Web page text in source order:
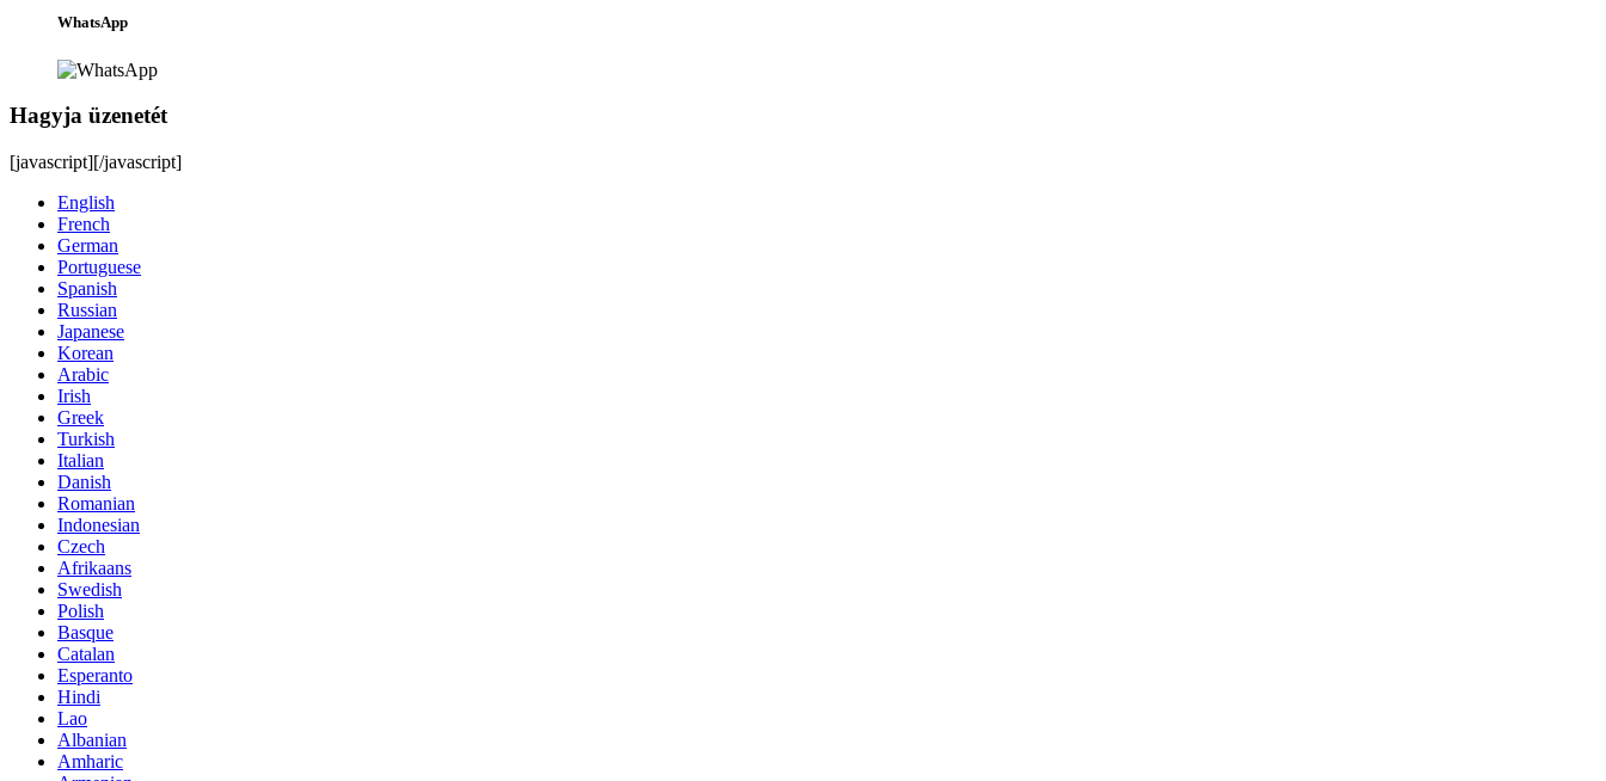
WhatsApp
Hagyja üzenetét
[javascript][/javascript]
English
French
German
Portuguese
Spanish
Russian
Japanese
Korean
Arabic
Irish
Greek
Turkish
Italian
Danish
Romanian
Indonesian
Czech
Afrikaans
Swedish
Polish
Basque
Catalan
Esperanto
Hindi
Lao
Albanian
Amharic